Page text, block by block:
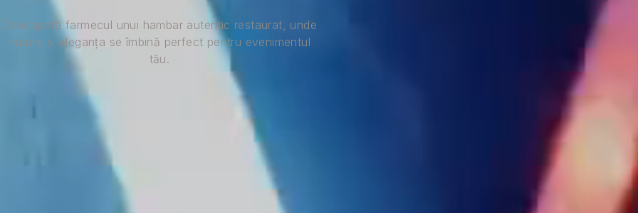
Descoperă farmecul unui hambar autentic restaurat, unde
natura și eleganța se îmbină perfect pentru evenimentul
tău.